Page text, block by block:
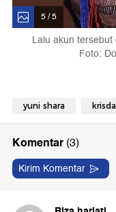
5 / 5
Lalu akun
Foto:
yuni shara